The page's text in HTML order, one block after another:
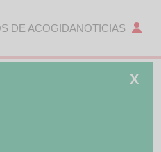
DE ACOGIDANOTICIAS
X